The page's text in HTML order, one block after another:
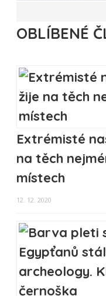
OBLÍBENÉ
Extrémisté
na těch
místech
12. 12. 2020